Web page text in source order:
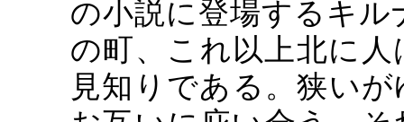
の小説に登場するキル
の町、これ以上北に
見知りである。狭い